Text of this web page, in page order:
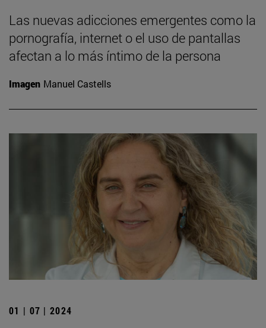
Las nuevas adicciones emergentes como la
pornografía, internet o el uso de pantallas
afectan a lo más íntimo de la persona
Imagen Manuel Castells
01 | 07 | 2024